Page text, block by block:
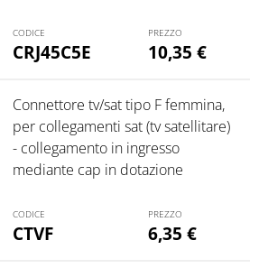
CRJ45C5E 10,35 €
CTVF
Connettore tv/sat tipo F femmina,
per collegamenti sat (tv satellitare)
- collegamento in ingresso
mediante cap in dotazione
6,35 €